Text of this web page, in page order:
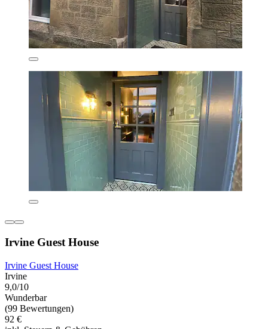
Irvine Guest House
Irvine Guest House
Irvine
9,0/10
Wunderbar
(99 Bewertungen)
92 €